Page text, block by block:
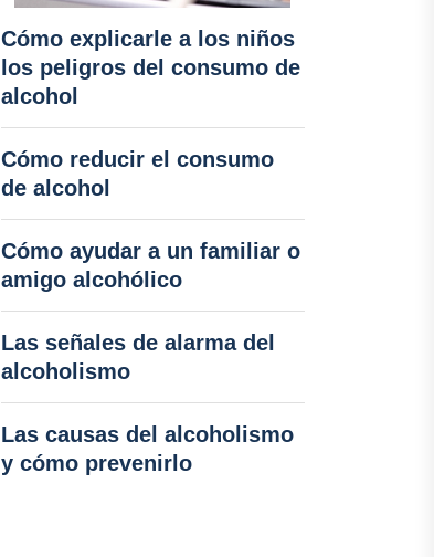
Cómo explicarle a los niños
los peligros del consumo de
alcohol
Cómo reducir el consumo
de alcohol
Cómo ayudar a un familiar o
amigo alcohólico
Las señales de alarma del
alcoholismo
Las causas del alcoholismo
y cómo prevenirlo